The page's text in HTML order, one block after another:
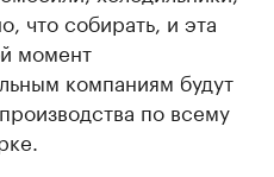
что собирать, и эта
момент
компаниям будут
по всему